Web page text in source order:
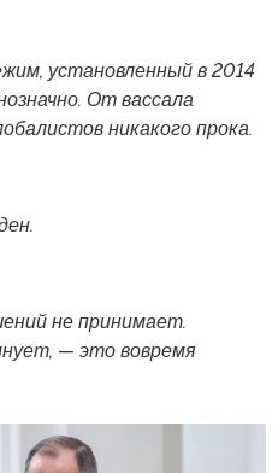
установленный в 2014
От вассала
никакого прока.
не принимает.
— это вовремя